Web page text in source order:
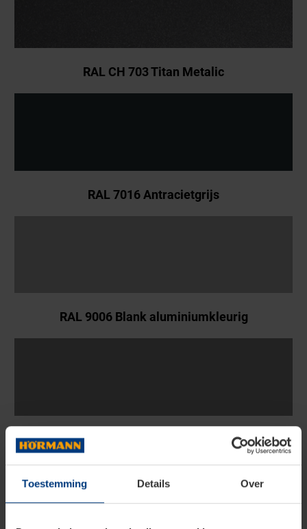
Toestemming Details Over
RAL CH 703 Titan Metalic
RAL 7016 Antracietgrijs
RAL 9006 Blank aluminiumkleurig
RAL 9007 Grijs aluminiumkleurig